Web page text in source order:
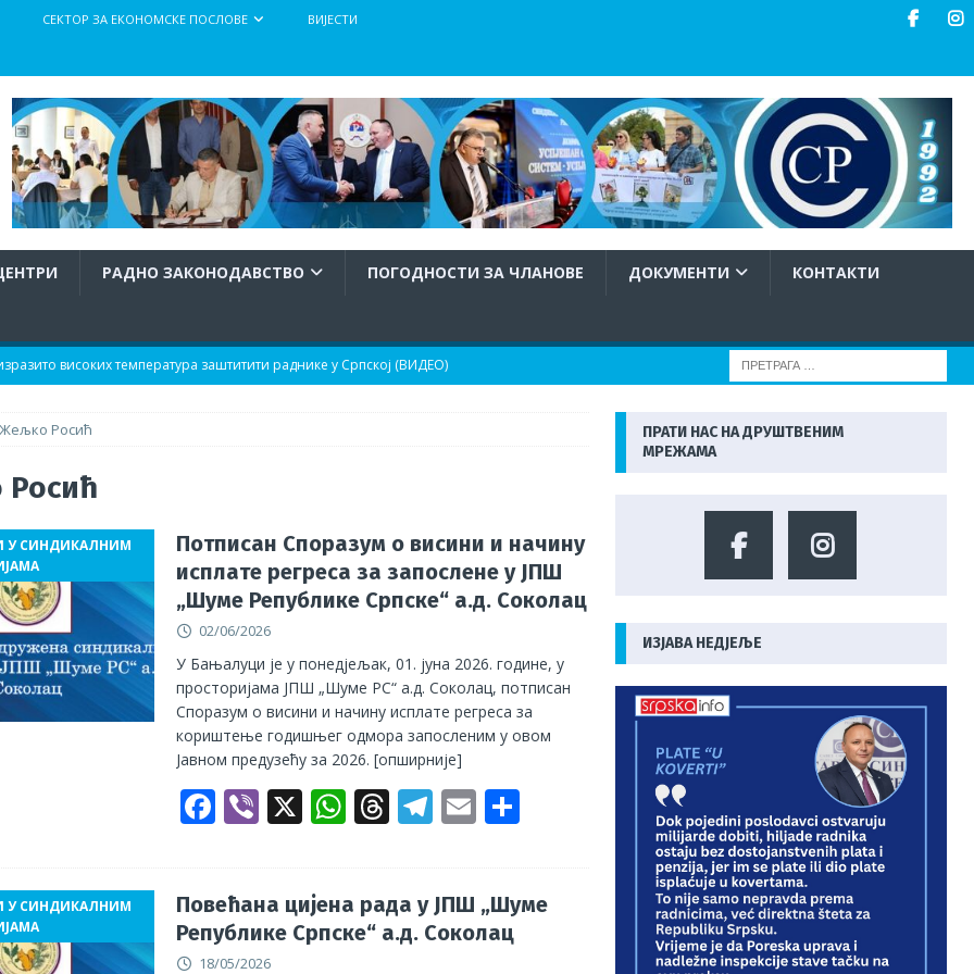
СЕКТОР ЗА ЕКОНОМСКЕ ПОСЛОВЕ ВИЈЕСТИ
РАДНО ЗАКОНОДАВСТВО ПОГОДНОСТИ ЗА ЧЛАНОВЕ ДОКУМЕНТИ КОНТАКТИ
високих температура заштитити раднике у Српској (ВИДЕО)
израде и доношења Правилника о заштити радника при раду
АКТУЕЛНО
немилосрдне, грађевинци незаштићени, ПОГИБИЈА
њихове породице!
Синдиката радника унутрашњих послова
Жељко Росић
У СИНДИКАЛНИМ
Потписан Споразум о висини и начину
исплате регреса за запослене у ЈПШ
„Шуме Републике Српске“ а.д. Соколац
02/06/2026
У Бањалуци је у понедјељак, 01. јуна 2026. године, у
просторијама ЈПШ „Шуме РС“ а.д. Соколац, потписан
Споразум о висини и начину исплате регреса за
кориштење годишњег одмора запосленим у овом
Јавном предузећу за 2026. [опширније]
F
b
o
Vi X W
s
A
T
a
d
T
gr
a
E
l
S
e
У СИНДИКАЛНИМ
Повећана цијена рада у ЈПШ „Шуме
Републике Српске“ а.д. Соколац
18/05/2026
ПРАТИ НАС НА ДРУШТВЕНИМ
МРЕЖАМА
ИЗЈАВА НЕДЈЕЉЕ